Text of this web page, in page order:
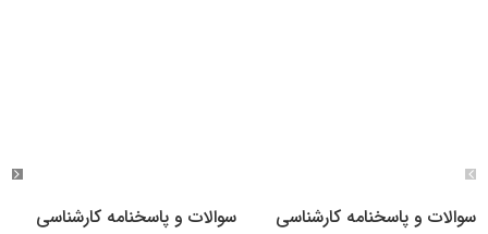
سوالات و پاسخنامه کارشناسی
سوالات و پاسخنامه کارشناسی